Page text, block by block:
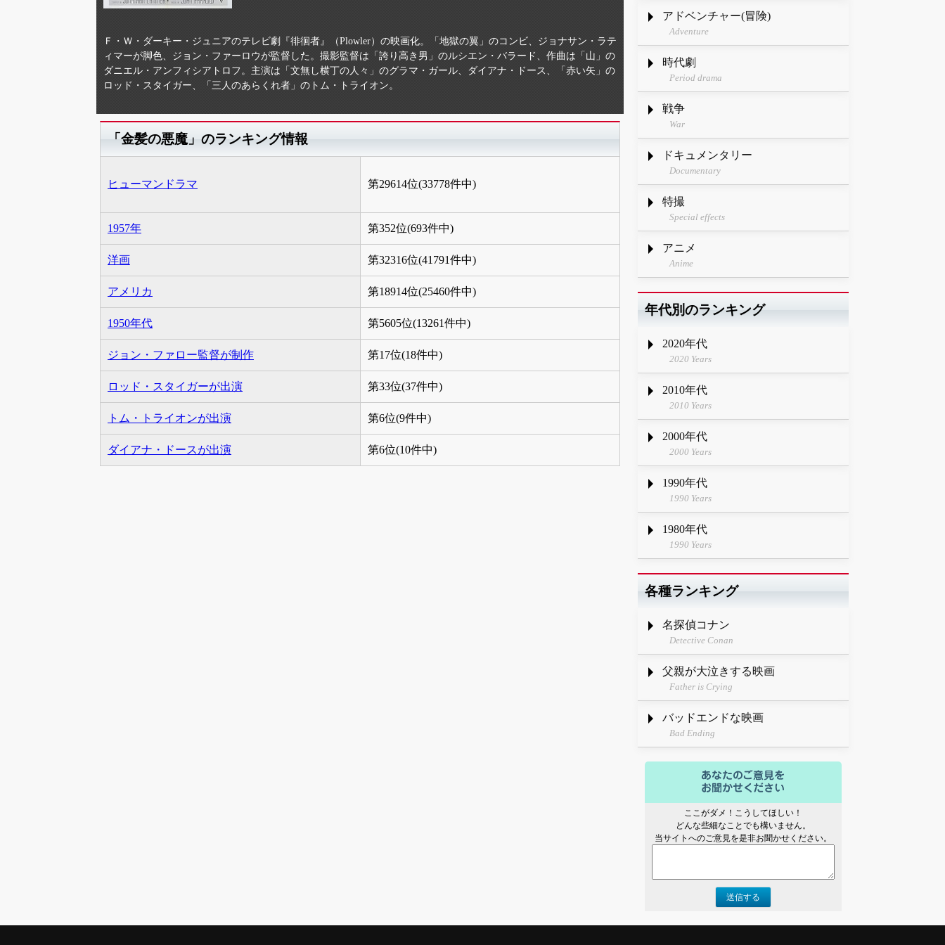
Ｆ・Ｗ・ダーキー・ジュニアのテレビ劇『徘徊者』（Plowler）の映画化。「地獄の翼」のコンビ、ジョナサン・ラテ
ィマーが脚色、ジョン・ファーロウが監督した。撮影監督は「誇り高き男」のルシエン・バラード、作曲は「山」の
ダニエル・アンフィシアトロフ。主演は「文無し横丁の人々」のグラマ・ガール、ダイアナ・ドース、「赤い矢」の
ロッド・スタイガー、「三人のあらくれ者」のトム・トライオン。
「金髪の悪魔」のランキング情報
ヒューマンドラマ 第29614位(33778件中)
1957年 第352位(693件中)
洋画 第32316位(41791件中)
アメリカ 第18914位(25460件中)
1950年代 第5605位(13261件中)
ジョン・ファロー監督が制作 第17位(18件中)
ロッド・スタイガーが出演 第33位(37件中)
トム・トライオンが出演 第6位(9件中)
ダイアナ・ドースが出演 第6位(10件中)
アドベンチャー(冒険)
Adventure
時代劇
Period drama
戦争
War
ドキュメンタリー
Documentary
特撮
Special effects
アニメ
Anime
年代別のランキング
2020年代
2020 Years
2010年代
2010 Years
2000年代
2000 Years
1990年代
1990 Years
1980年代
1990 Years
各種ランキング
名探偵コナン
Detective Conan
父親が大泣きする映画
Father is Crying
バッドエンドな映画
Bad Ending
ここがダメ！こうしてほしい！
どんな些細なことでも構いません。
当サイトへのご意見を是非お聞かせください。
送信する